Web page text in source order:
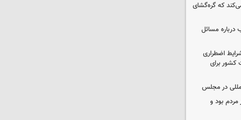
که گره‌گشای
درباره مسائل
اضطراری
کشور برای
در مجلس
بود و